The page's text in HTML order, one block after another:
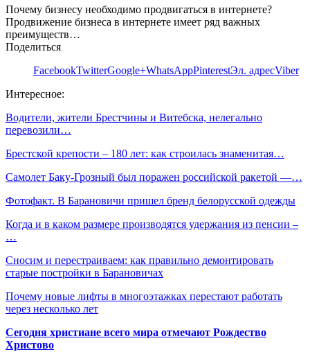
Почему бизнесу необходимо продвигаться в интернете?
Продвижение бизнеса в интернете имеет ряд важных
преимуществ…
Поделиться
FacebookTwitterGoogle+WhatsAppPinterestЭл. адресViber
Интересное:
Водители, жители Брестчины и Витебска, нелегально
перевозили…
Брестской крепости – 180 лет: как строилась знаменитая…
Самолет Баку-Грозный был поражен российской ракетой —…
Фотофакт. В Барановичи пришел бренд белорусской одежды
Когда и в каком размере производятся удержания из пенсии –
…
Сносим и перестраиваем: как правильно демонтировать
старые постройки в Барановичах
Почему новые лифты в многоэтажках перестают работать
через несколько лет
Сегодня христиане всего мира отмечают Рождество
Христово